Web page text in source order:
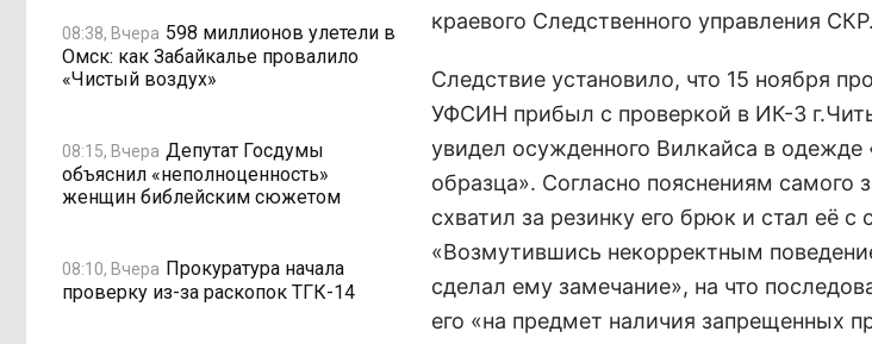
08:38, Вчера 598 миллионов улетели в
Омск: как Забайкалье провалило
«Чистый воздух»
08:15, Вчера Депутат Госдумы
объяснил «неполноценность»
женщин библейским сюжетом
08:10, Вчера Прокуратура начала
проверку из-за раскопок ТГК-14
краевого Следственного управления СКР.
Следствие установило, что 15 ноября
УФСИН прибыл с проверкой в ИК-3
увидел осужденного Вилкайса в одежде
образца». Согласно пояснениям самого
схватил за резинку его брюк и стал её с
«Возмутившись некорректным
сделал ему замечание», на что
его «на предмет наличия запрещенных